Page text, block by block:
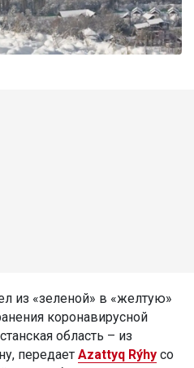
из «зеленой» в «желтую»
коронавирусной
область – из
передает Azattyq Rýhy со